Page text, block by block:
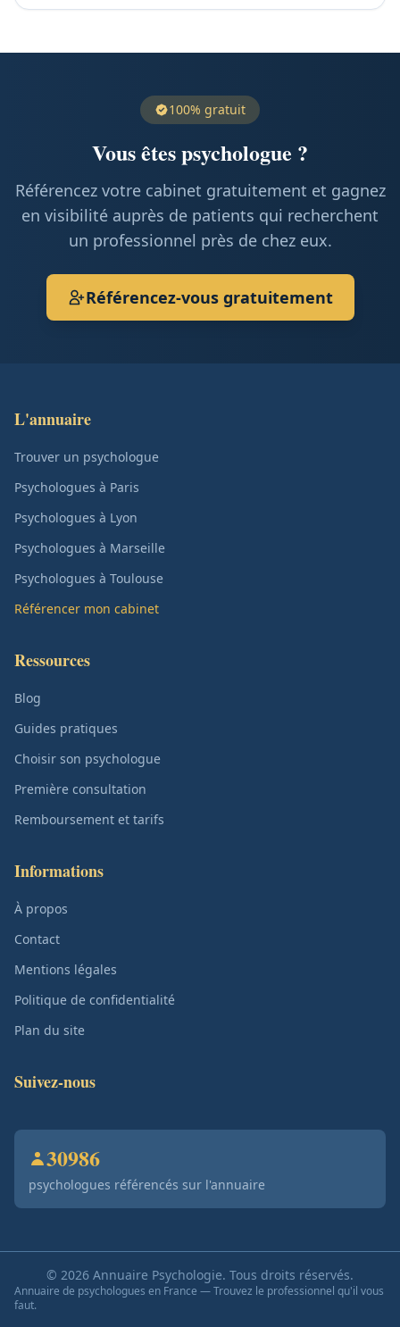
100% gratuit
Vous êtes psychologue ?
Référencez votre cabinet gratuitement et gagnez
en visibilité auprès de patients qui recherchent
un professionnel près de chez eux.
Référencez-vous gratuitement
L'annuaire
Trouver un psychologue
Psychologues à Paris
Psychologues à Lyon
Psychologues à Marseille
Psychologues à Toulouse
Référencer mon cabinet
Ressources
Blog
Guides pratiques
Choisir son psychologue
Première consultation
Remboursement et tarifs
Informations
À propos
Contact
Mentions légales
Politique de confidentialité
Plan du site
Suivez-nous
30986
psychologues référencés sur l'annuaire
© 2026 Annuaire Psychologie. Tous droits réservés.
Annuaire de psychologues en France — Trouvez le professionnel qu'il vous
faut.